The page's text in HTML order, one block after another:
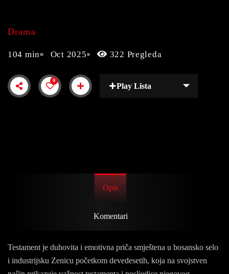
Drama
104 min Oct 2025 322 Pregleda
0
Play Lista
Opis
Komentari
Testament je duhovita i emotivna priča smještena u bosansko selo
i industrijsku Zenicu početkom devedesetih, koja na svojstven